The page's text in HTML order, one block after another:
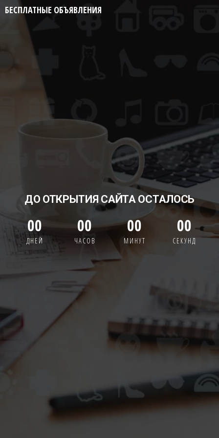
БЕСПЛАТНЫЕ ОБЪЯВЛЕНИЯ
ДО ОТКРЫТИЯ САЙТА ОСТАЛОСЬ
00
ДНЕЙ
00
ЧАСОВ
00
МИНУТ
00
СЕКУНД